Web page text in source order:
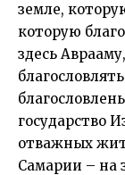
земле,
которую
здесь
государство
отважных
Самарии – на